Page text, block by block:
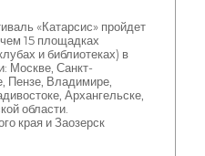
«Катарсис» пройдет
15 площадках
и библиотеках) в
Москве, Санкт-
Пензе, Владимире,
Архангельске,
области.
края и Заозерск